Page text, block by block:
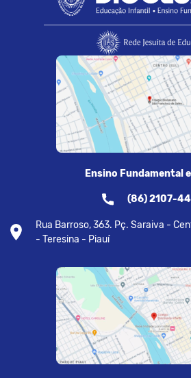
Ensino Fundamental
(86) 2107-
Rua Barroso, 363. Pç. Saraiva -
- Teresina - Piauí